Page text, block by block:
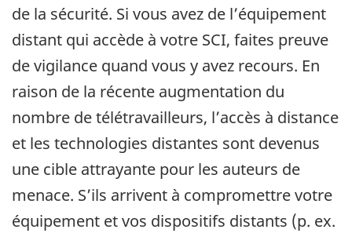
de la sécurité. Si vous avez de l’équipement
distant qui accède à votre SCI, faites preuve
de vigilance quand vous y avez recours. En
raison de la récente augmentation du
nombre de télétravailleurs, l’accès à distance
et les technologies distantes sont devenus
une cible attrayante pour les auteurs de
menace. S’ils arrivent à compromettre votre
équipement et vos dispositifs distants (p. ex.